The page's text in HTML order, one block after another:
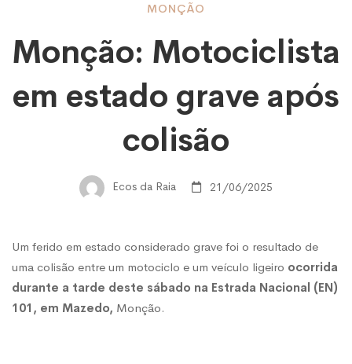
Monção:
Motociclista
estado
grave
após
MONÇÃO
Monção: Motociclista
em estado grave após
colisão
Ecos da Raia 21/06/2025
Um ferido em estado considerado grave foi o resultado de
uma colisão entre um motociclo e um veículo ligeiro ocorrida
durante a tarde deste sábado na Estrada Nacional (EN)
101, em Mazedo, Monção.